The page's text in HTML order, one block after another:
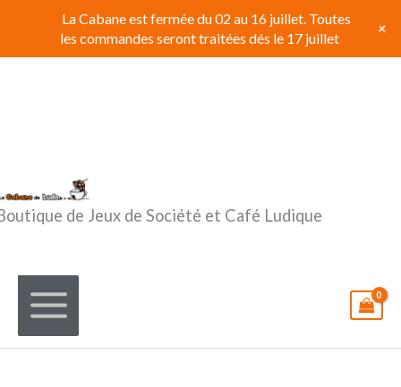
contenu
de Jeux de Société et Café Ludique
La Cabane est fermée du 02 au 16 juillet. Toutes
les commandes seront traitées dés le 17 juillet
+